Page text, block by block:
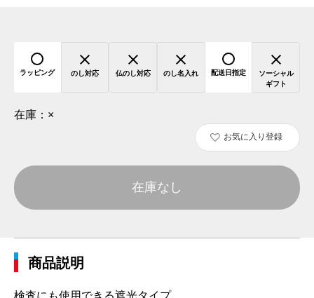
ラッピング のし対応 仏のし対応 のし名入れ 配送日指定
ソーシャル
ギフト
在庫： ×
お気に入り登録
在庫なし
商品説明